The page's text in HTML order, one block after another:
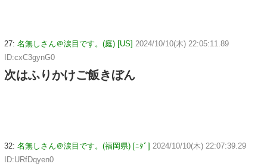
27: 名無しさん＠涙目です。(庭) [US] 2024/10/10(木) 22:05:11.89
ID:cxC3gynG0
次はふりかけご飯きぼん
32: 名無しさん＠涙目です。(福岡県) [ﾆﾀﾞ] 2024/10/10(木) 22:07:39.29
ID:URfDqyen0